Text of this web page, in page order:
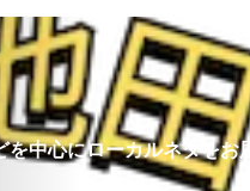
中心にローカルネタをお届